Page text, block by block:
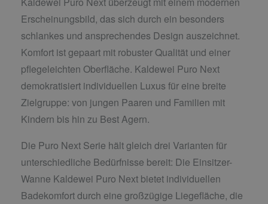
Erscheinungsbild, das sich durch ein besonders
schlankes und ansprechendes Design auszeichnet.
Komfort ist gepaart mit robuster Qualität und einer
pflegeleichten Oberfläche. Kaldewei Puro Next
demokratisiert individuellen Luxus für eine breite
Zielgruppe: von jungen Paaren und Familien mit
Kindern bis hin zu Best Agern.
Die Puro Next Serie hält gleich drei Varianten für
unterschiedliche Bedürfnisse bereit: Die Einsitzer-
Wanne Kaldewei Puro Next bietet individuellen
Badekomfort durch eine großzügige Liegefläche, die